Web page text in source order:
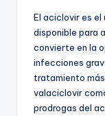
El aciclovir es
disponible para
convierte en la
infecciones
tratamiento
valaciclovir
prodrogas del